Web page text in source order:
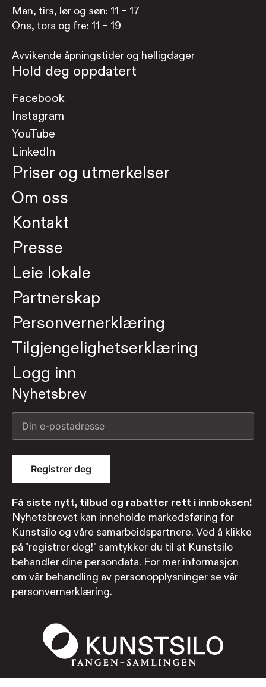
Man, tirs, lør og søn: 11 – 17
Ons, tors og fre: 11 – 19
Avvikende åpningstider og helligdager
Hold deg oppdatert
Facebook
Instagram
YouTube
LinkedIn
Priser og utmerkelser
Om oss
Kontakt
Presse
Leie lokale
Partnerskap
Personvernerklæring
Tilgjengelighetserklæring
Logg inn
Nyhetsbrev
Registrer deg
Få siste nytt, tilbud og rabatter rett i innboksen!
Nyhetsbrevet kan inneholde markedsføring for
Kunstsilo og våre samarbeidspartnere. Ved å klikke
på "registrer deg!" samtykker du til at Kunstsilo
behandler dine persondata. For mer informasjon
om vår behandling av personopplysninger se vår
personvernerklæring.